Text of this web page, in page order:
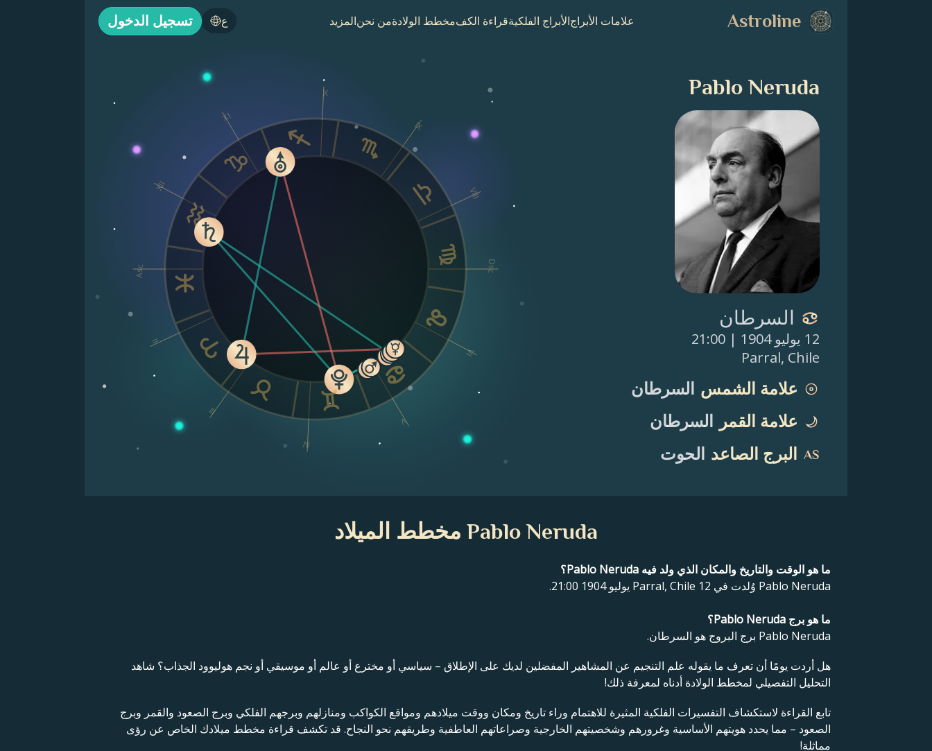
Astroline علامات الأبراجالأبراج الفلكيةقراءة الكفمخطط الولادةمن نحنالمزيد ع تسجيل الدخول
Pablo Neruda
السرطان
12 يوليو 1904
| 21:00
Parral, Chile
علامة الشمس
السرطان
علامة القمر
السرطان
البرج الصاعد
الحوت
Asc
II
III
IV
V
VI
Dsc
VIII
IX
X
XI
XII
Pablo Neruda مخطط الميلاد
ما هو الوقت والتاريخ والمكان الذي ولد فيه Pablo Neruda؟
Pablo Neruda وُلدت في Parral, Chile 12 يوليو 1904 21:00.
ما هو برج Pablo Neruda؟
Pablo Neruda برج البروج هو السرطان.
هل أردت يومًا أن تعرف ما يقوله علم التنجيم عن المشاهير المفضلين لديك على الإطلاق – سياسي أو مخترع أو عالم أو موسيقي أو نجم هوليوود الجذاب؟ شاهد
التحليل التفصيلي لمخطط الولادة أدناه لمعرفة ذلك!
تابع القراءة لاستكشاف التفسيرات الفلكية المثيرة للاهتمام وراء تاريخ ومكان ووقت ميلادهم ومواقع الكواكب ومنازلهم وبرجهم الفلكي وبرج الصعود والقمر وبرج
الصعود – مما يحدد هويتهم الأساسية وغرورهم وشخصيتهم الخارجية وصراعاتهم العاطفية وطريقهم نحو النجاح. قد تكشف قراءة مخطط ميلادك الخاص عن رؤى
مماثلة!